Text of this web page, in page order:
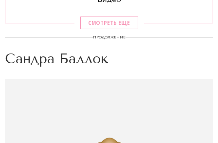
СМОТРЕТЬ ЕЩЕ
ПРОДОЛЖЕНИЕ
Сандра Баллок